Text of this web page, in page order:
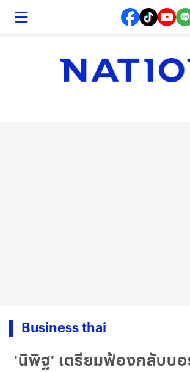
Business thai
'นิพิฐ' เตรียมฟ้องกลับบอ